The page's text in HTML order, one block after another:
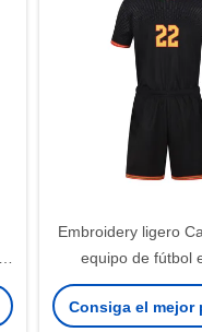
Embroidery ligero
equipo de fútbol
Sublimado Niños
Consiga el mejor